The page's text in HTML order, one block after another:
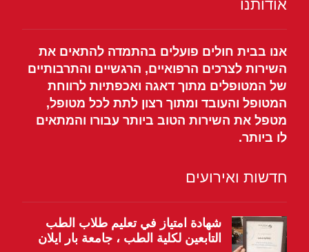
אודותנו
אנו בבית חולים פועלים בהתמדה להתאים את
השירות לצרכים הרפואיים, הרגשיים והתרבותיים
של המטופלים מתוך דאגה ואכפתיות לרווחת
המטופל והעובד ומתוך רצון לתת לכל מטופל,
מטפל את השירות הטוב ביותר עבורו והמתאים
לו ביותר.
חדשות ואירועים
شهادة امتياز في تعليم طلاب الطب
التابعين لكلية الطب ، جامعة بار ايلان